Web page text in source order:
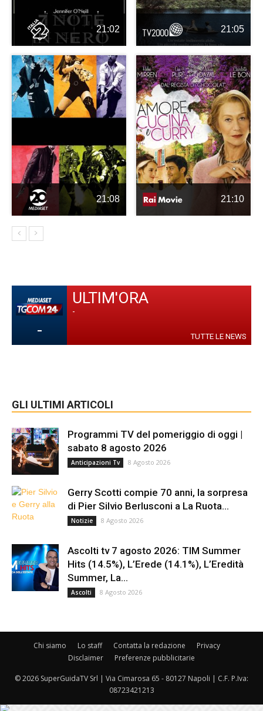
21:02 21:05
21:08 21:10
-
ULTIM'ORA
-
TUTTE LE NEWS
GLI ULTIMI ARTICOLI
Programmi TV del pomeriggio di oggi |
sabato 8 agosto 2026
Anticipazioni Tv 8 Agosto 2026
Gerry Scotti compie 70 anni, la sorpresa
di Pier Silvio Berlusconi a La Ruota...
Notizie 8 Agosto 2026
Ascolti tv 7 agosto 2026: TIM Summer
Hits (14.5%), L’Erede (14.1%), L’Eredità
Summer, La...
Ascolti 8 Agosto 2026
Chi siamo Lo staff Contatta la redazione
Privacy
Disclaimer
Preferenze pubblicitarie
© 2026 SuperGuidaTV Srl | Via Cimarosa 65 - 80127 Napoli | C.F. P.Iva:
08723421213